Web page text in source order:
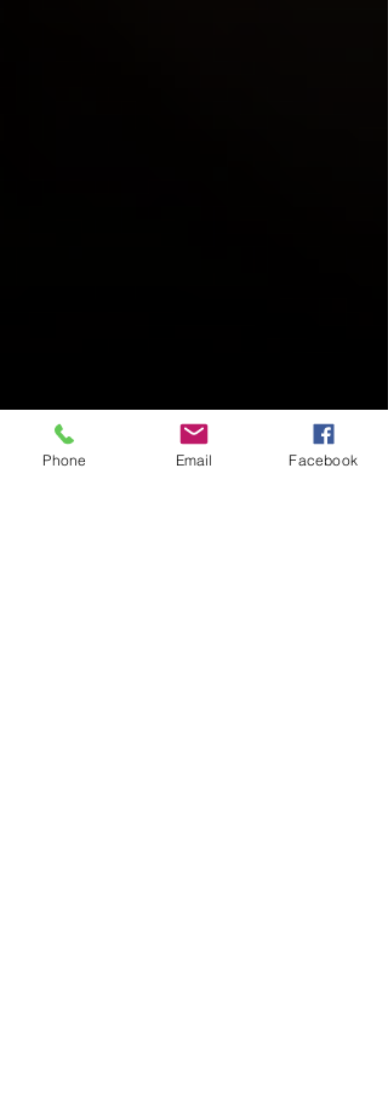
Phone Email Facebook